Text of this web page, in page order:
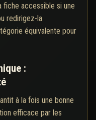
fiche accessible si une
redirigez-la
équivalente pour
:
à la fois une bonne
efficace par les